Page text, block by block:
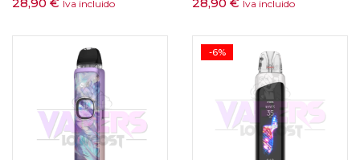
Iva incluido Iva incluido
-6%